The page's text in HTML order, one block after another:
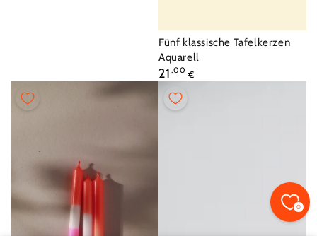
Fournisseur:
Fünf klassische Tafelkerzen
Aquarell
Prix
normal
21 ,00 €
0